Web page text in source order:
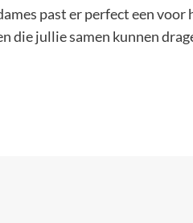
past er perfect een voor
die jullie samen kunnen